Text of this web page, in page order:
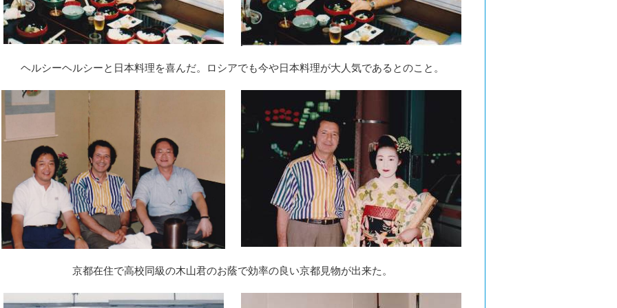
ヘルシーヘルシーと日本料理を喜んだ。ロシアでも今や日本料理が大人気であるとのこと。
京都在住で高校同級の木山君のお蔭で効率の良い京都見物が出来た。